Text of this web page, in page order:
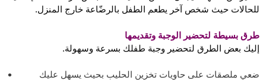
للحالات حيث شخص آخر يطعم الطفل بالرضّاعة خارج المنزل.
طرق بسيطة لتحضير الوجبة وتقديمها
إليك بعض الطرق لتحضير وجبة طفلك بسرعة وسهولة.
ضعي ملصقات على حاويات تخزين الحليب بحيث يسهل عليك